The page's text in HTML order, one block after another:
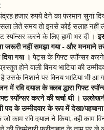
हजार रुपये देने का फरमान सुना
लेते समय तो इनसे कोई सलाह नहीं
स्पॉन्सर करने के लिए हामी भर दी ।
जरूरी नहीं समझा गया - और मनमाने
गया । पेट्स के गिफ्ट स्पॉन्सर करने
होने वाली विनय भाटिया की
उसके निशाने पर विनय भाटिया भी आ
दयाल के क्लब द्धारा गिफ्ट
स्पॉन्सर करने की चर्चा थी ।
पद के उम्मीदवार के रूप में देखा/
जो काम रवि दयाल ने किया, वही